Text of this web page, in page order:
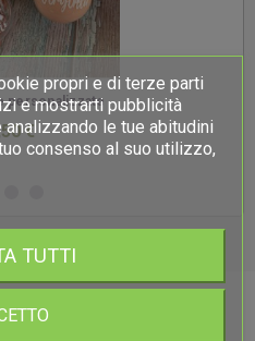
personalizzate
€
propri e di terze parti
e mostrarti pubblicità
le tue abitudini
consenso al suo utilizzo,
TUTTI